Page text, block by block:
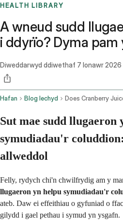
HEALTH LIBRARY
A wneud sudd
i ddyrïo? Dyma pam
Diweddarwyd ddiwethaf 7 Ionawr 2026
Hafan Blog Iechyd
Sut mae sudd llugaeron
symudiadau'r
allweddol
Felly, rydych chi'n chwilfrydig am y
llugaeron yn helpu symudiadau'r
ateb. Daw ei effeithiau o gyfuniad o
gilydd i gael pethau i symud yn ysgafn.